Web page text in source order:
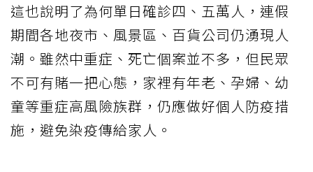
這也說明了為何單日確診四、五萬人，連假
期間各地夜市、風景區、百貨公司仍湧現人
潮。雖然中重症、死亡個案並不多，但民眾
不可有賭一把心態，家裡有年老、孕婦、幼
童等重症高風險族群，仍應做好個人防疫措
施，避免染疫傳給家人。